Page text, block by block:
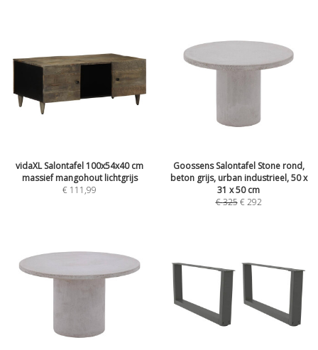
vidaXL Salontafel 100x54x40 cm
massief mangohout lichtgrijs
€ 111,99
Goossens Salontafel Stone rond,
beton grijs, urban industrieel, 50 x
31 x 50 cm
€325 €292